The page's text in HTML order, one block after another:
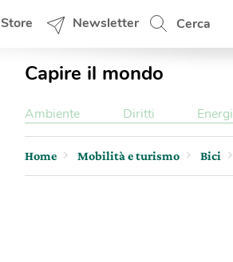
Store Newsletter Cerca
Capire il mondo
Ambiente Diritti
Home Mobilità e turismo Bici